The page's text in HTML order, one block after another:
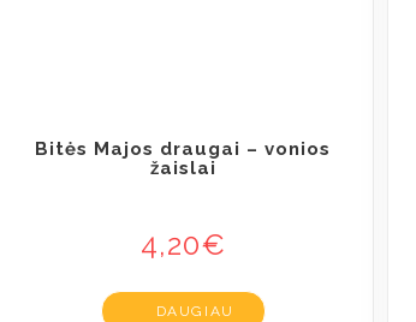
Bitės Majos draugai – vonios
žaislai
4,20€
DAUGIAU